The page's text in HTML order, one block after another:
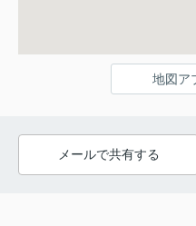
地図ア
メールで共有する